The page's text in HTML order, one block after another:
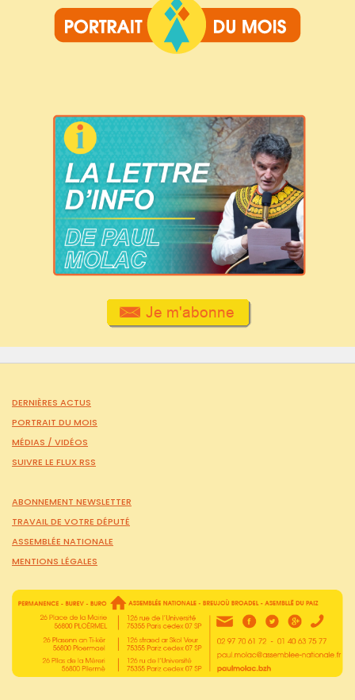
DERNIÈRES ACTUS
PORTRAIT DU MOIS
MÉDIAS / VIDÉOS
SUIVRE LE FLUX RSS
ABONNEMENT NEWSLETTER
TRAVAIL DE VOTRE DÉPUTÉ
ASSEMBLÉE NATIONALE
MENTIONS LÉGALES